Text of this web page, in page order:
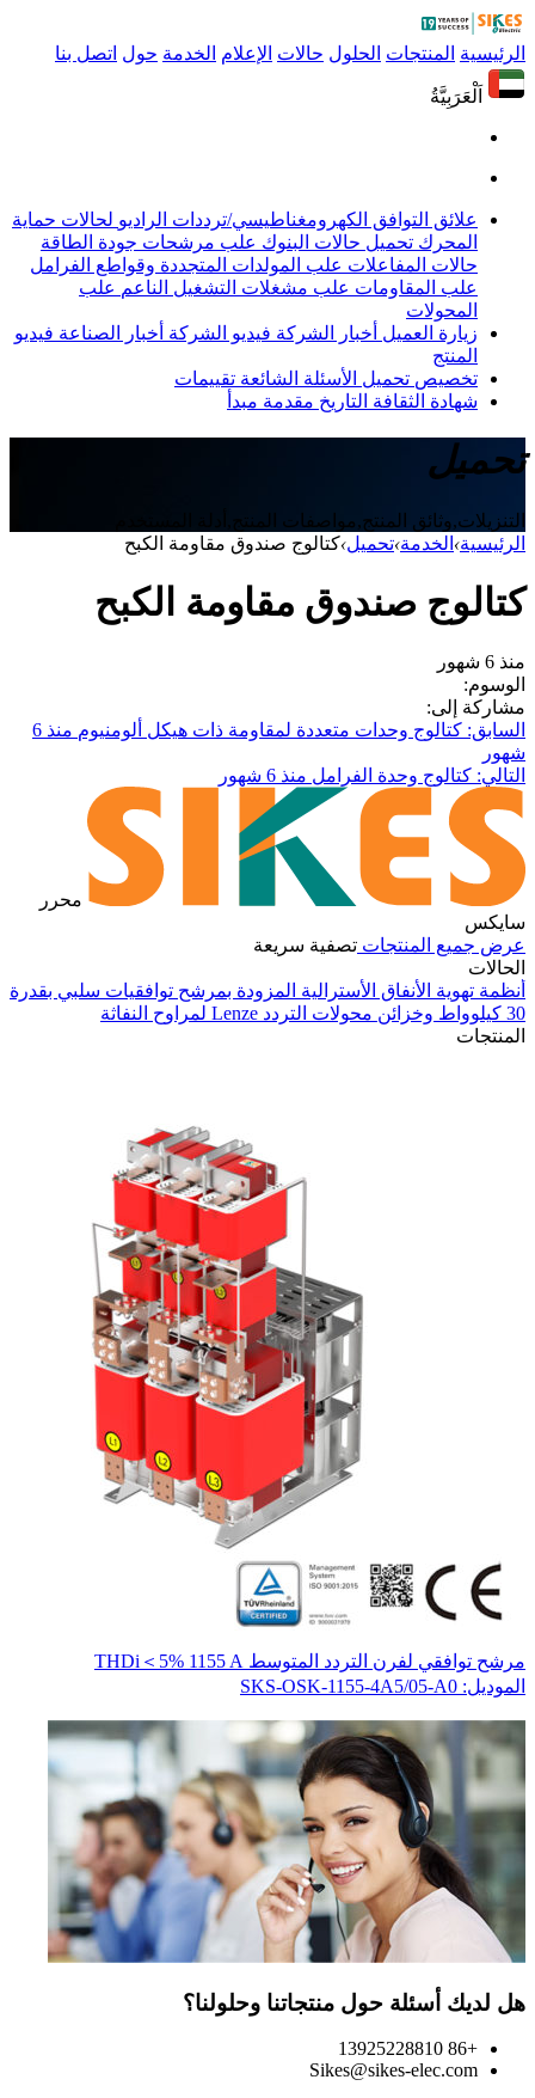
الرئيسية المنتجات الحلول حالات الإعلام الخدمة حول اتصل بنا
اَلْعَرَبِيَّةُ
علائق التوافق الكهرومغناطيسي/ترددات الراديو لحالات حماية
المحرك تحميل حالات البنوك علب مرشحات جودة الطاقة
حالات المفاعلات علب المولدات المتجددة وقواطع الفرامل
علب المقاومات علب مشغلات التشغيل الناعم علب
المحولات
زيارة العميل أخبار الشركة فيديو الشركة أخبار الصناعة فيديو
المنتج
تخصيص تحميل الأسئلة الشائعة تقييمات
شهادة الثقافة التاريخ مقدمة مبدأ
تحميل
التنزيلات,وثائق المنتج,مواصفات المنتج,أدلة المستخدم
الرئيسية› الخدمة›تحميل›كتالوج صندوق مقاومة الكبح
كتالوج صندوق مقاومة الكبح
منذ 6 شهور
الوسوم:
مشاركة إلى:
السابق: كتالوج وحدات متعددة لمقاومة ذات هيكل ألومنيوم
منذ 6
شهور
التالي: كتالوج وحدة الفرامل منذ 6 شهور
محرر
سايكس
عرض جميع المنتجات تصفية سريعة
الحالات
أنظمة تهوية الأنفاق الأسترالية المزودة بمرشح توافقيات سلبي بقدرة
30 كيلوواط وخزائن محولات التردد Lenze لمراوح النفاثة
المنتجات
مرشح توافقي لفرن التردد المتوسط THDi＜5% 1155 A
الموديل: SKS-OSK-1155-4A5/05-A0
هل لديك أسئلة حول منتجاتنا وحلولنا؟
+86 13925228810
Sikes@sikes-elec.com